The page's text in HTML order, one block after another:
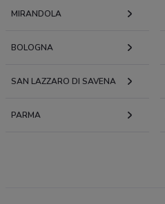
MIRANDOLA
BOLOGNA
SAN LAZZARO DI SAVENA
PARMA